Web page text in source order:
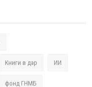
Книги в дар ИИ
фонд ГНМБ